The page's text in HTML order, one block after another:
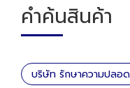
คำค้นสินค้า
บริษัท รักษาความปลอ